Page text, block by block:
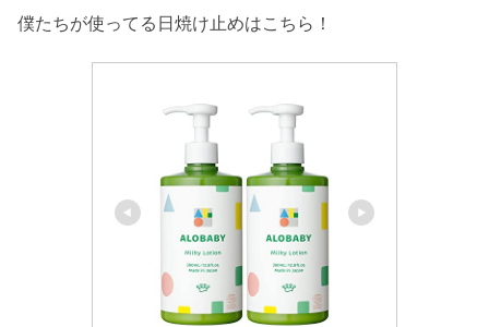
僕たちが使ってる日焼け止めはこちら！